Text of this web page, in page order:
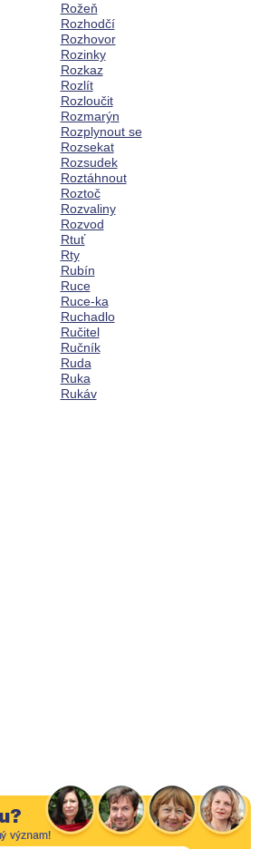
Rožeň
Rozhodčí
Rozhovor
Rozinky
Rozkaz
Rozlít
Rozloučit
Rozmarýn
Rozplynout se
Rozsekat
Rozsudek
Roztáhnout
Roztoč
Rozvaliny
Rozvod
Rtuť
Rty
Rubín
Ruce
Ruce-ka
Ruchadlo
Ručitel
Ručník
Ruda
Ruka
Rukáv